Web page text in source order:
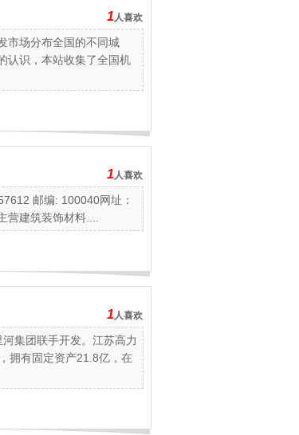
1人喜欢
市场分布全国的不同城
认识，本站收集了全国机
1人喜欢
邮编: 100040网址：
建筑装饰材料....
1人喜欢
集团联手开发。江苏高力
拥有固定资产21.8亿，在